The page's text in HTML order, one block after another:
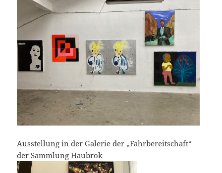
Ausstellung in der Galerie der „Fahrbereitschaft“
der Sammlung Haubrok